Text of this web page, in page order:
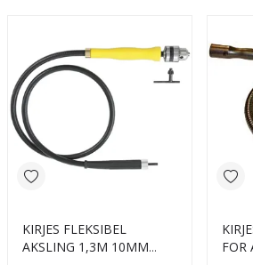
KIRJES FLEKSIBEL
AKSLING 1,3M 10MM
FOR